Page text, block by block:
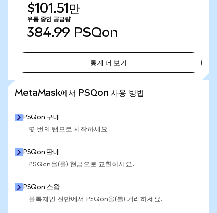
$101.51만
유통 중인 공급량
384.99 PSQon
통계 더 보기
MetaMask에서 PSQon 사용 방법
PSQon 구매
몇 번의 탭으로 시작하세요.
PSQon 판매
PSQon을(를) 현금으로 교환하세요.
PSQon 스왑
블록체인 전반에서 PSQon을(를) 거래하세요.